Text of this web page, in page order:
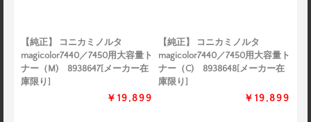
【純正】 コニカミノルタ
magicolor7440／7450用大容量ト
ナー（M) 8938647[メーカー在
庫限り]
￥19,899
【純正】 コニカミノルタ
magicolor7440／7450用大容量ト
ナー（C) 8938648[メーカー在
庫限り]
￥19,899